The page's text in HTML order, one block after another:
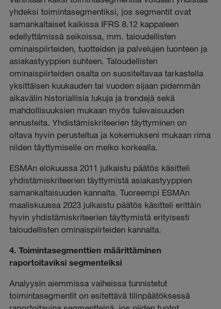
yhdeksi toimintasegmentiksi, jos segmentit ovat
samankaltaiset kaikissa IFRS 8.12 kappaleen
edellyttämissä seikoissa, mm. taloudellisten
ominaispiirteiden, tuotteiden ja palvelujen luonteen ja
asiakastyyppien suhteen. Taloudellisten
ominaispiirteiden osalta on suositeltavaa tarkastella
yksittäisen kuukauden tai vuoden sijaan pidemmän
aikavälin historiallisia lukuja ja trendejä sekä
mahdollisuuksien mukaan myös tulevaisuuden
ennusteita. Yhdistämiskriteerien täyttyminen on
oltava hyvin perusteltua ja kokemukseni mukaan rima
niiden täyttymiselle on melko korkealla.
ESMAn elokuussa 2011 julkaistu päätös käsitteli
yhdistämiskriteerien täyttymistä asiakastyyppien
samankaltaisuuden kannalta. Tuoreempi ESMAn
maaliskuussa 2023 julkaistu päätös käsitteli erittäin
hyvin yhdistämiskriteerien täyttymistä erityisesti
taloudellisten ominaispiirteiden kannalta.
4. Toimintasegmenttien määrittäminen
raportoitaviksi segmenteiksi
Analyysin aiemmissa vaiheissa tunnistetut
toimintasegmentit on esitettävä tilinpäätöksessä